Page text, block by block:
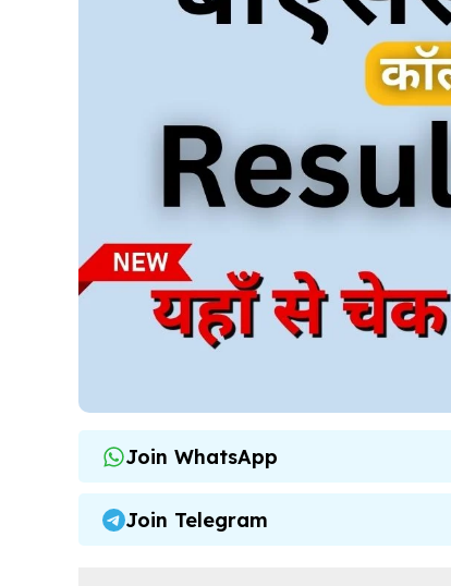
Join WhatsApp
Join Telegram